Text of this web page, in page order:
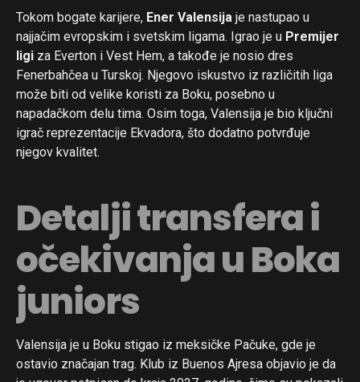
Tokom bogate karijere, Ener Valensija je nastupao u
najjačim evropskim i svetskim ligama. Igrao je u Premijer
ligi za Everton i Vest Hem, a takođe je nosio dres
Fenerbahčea u Turskoj. Njegovo iskustvo iz različitih liga
može biti od velike koristi za Boku, posebno u
napadačkom delu tima. Osim toga, Valensija je bio ključni
igrač reprezentacije Ekvadora, što dodatno potvrđuje
njegov kvalitet.
Detalji transfera i
očekivanja u Boka
juniors
Valensija je u Boku stigao iz meksičke Pačuke, gde je
ostavio značajan trag. Klub iz Buenos Ajresa objavio je da